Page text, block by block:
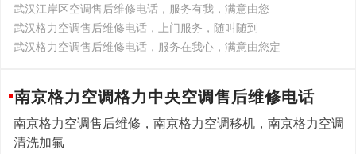
武汉江岸区空调售后维修电话，服务有我，满意由您
武汉格力空调售后维修电话，上门服务，随叫随到
武汉格力空调售后维修电话，服务在我心，满意由您定
南京格力空调格力中央空调售后维修电话
南京格力空调售后维修，南京格力空调移机，南京格力空调
清洗加氟